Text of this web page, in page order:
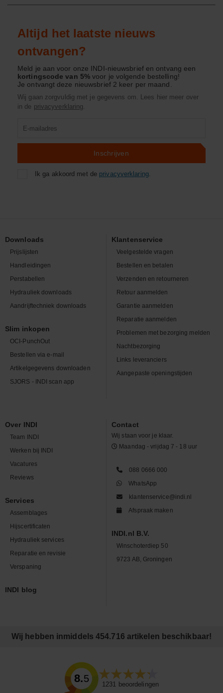
Altijd het laatste nieuws
ontvangen?
Meld je aan voor onze INDI-nieuwsbrief en ontvang een
kortingscode van 5%voor je volgende bestelling!
Je ontvangt deze nieuwsbrief 2 keer per maand.
Wij gaan zorgvuldig met je gegevens om. Lees hier meer over
in de privacyverklaring.
Inschrijven
Ik ga akkoord met de privacyverklaring.
Downloads
Prijslijsten
Handleidingen
Perstabellen
Hydrauliek downloads
Aandrijftechniek downloads
Slim inkopen
OCI-PunchOut
Bestellen via e-mail
Artikelgegevens downloaden
SJORS - INDI scan app
Klantenservice
Veelgestelde vragen
Bestellen en betalen
Verzenden en retourneren
Retour aanmelden
Garantie aanmelden
Reparatie aanmelden
Problemen met bezorging melden
Nachtbezorging
Links leveranciers
Aangepaste openingstijden
Over INDI
Team INDI
Werken bij INDI
Vacatures
Reviews
Services
Assemblages
Hijscertificaten
Hydrauliek services
Reparatie en revisie
Verspaning
INDI blog
Contact
Wij staan voor je klaar.
Maandag - vrijdag 7 - 18 uur
088 0666 000
WhatsApp
klantenservice@indi.nl
Afspraak maken
INDI.nl B.V.
Winschoterdiep 50
9723 AB, Groningen
Wij hebben inmiddels 454.716 artikelen beschikbaar!
8.5
1231 beoordelingen